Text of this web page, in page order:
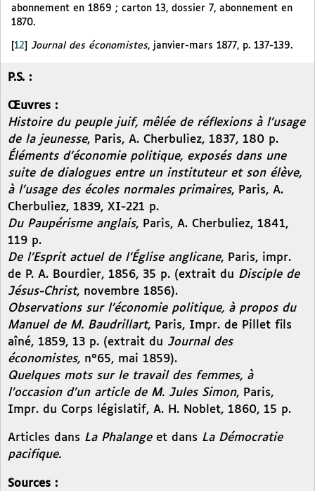
abonnement en 1869 ; carton 13, dossier 7, abonnement en
1870.
12 Journal des économistes, janvier-mars 1877, p. 137-139.
P.S. :
Œuvres :
Histoire du peuple juif, mêlée de réflexions à l’usage
de la jeunesse, Paris, A. Cherbuliez, 1837, 180 p.
Éléments d’économie politique, exposés dans une
suite de dialogues entre un instituteur et son élève,
à l’usage des écoles normales primaires, Paris, A.
Cherbuliez, 1839, XI-221 p.
Du Paupérisme anglais, Paris, A. Cherbuliez, 1841,
119 p.
De l’Esprit actuel de l’Église anglicane, Paris, impr.
de P. A. Bourdier, 1856, 35 p. (extrait du Disciple de
Jésus-Christ, novembre 1856).
Observations sur l’économie politique, à propos du
Manuel de M. Baudrillart, Paris, Impr. de Pillet fils
aîné, 1859, 13 p. (extrait du Journal des
économistes, n°65, mai 1859).
Quelques mots sur le travail des femmes, à
l’occasion d’un article de M. Jules Simon, Paris,
Impr. du Corps législatif, A. H. Noblet, 1860, 15 p.
Articles dans La Phalangeet dans La Démocratie
pacifique.
Sources :